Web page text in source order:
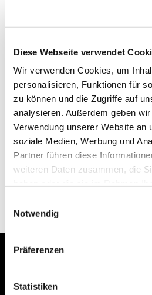
Diese Webseite verwendet
Wir verwenden Cookies, um
personalisieren, Funktionen für
zu können und die Zugriffe auf
analysieren. Außerdem geben
Verwendung unserer Website an
soziale Medien, Werbung und
Partner führen diese
weiteren Daten zusammen, die
Notwendig
Präferenzen
Statistiken